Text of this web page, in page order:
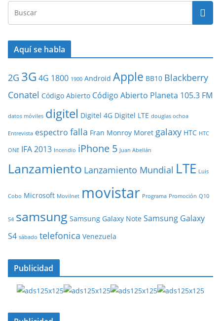
Aquí se habla
2G 3G 4G 1800 1900 Android Apple BB10 Blackberry
Conatel Código Abierto Código Abierto Planeta 105.3 FM
datos móviles digitel Digitel 4G Digitel LTE douglas ochoa
Entrevista espectro falla Fran Monroy Moret galaxy HTC HTC
ONE IFA 2013 Incendio iPhone 5 Juan Abellán
Lanzamiento Lanzamiento Mundial LTE Luis
Cobo Microsoft Movilnet movistar Programa Promoción Q10
S4 samsung Samsung Galaxy Note Samsung Galaxy
S4 sábado telefonica Venezuela
Publicidad